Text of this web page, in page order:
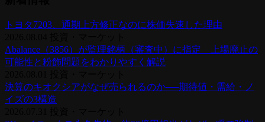
トヨタ7203、通期上方修正なのに株価失速した理由
Abalance（3856）が監理銘柄（審査中）に指定 上場廃止の
可能性と粉飾問題をわかりやすく解説
決算のキオクシアがなぜ売られるのか──期待値・需給・ノ
イズの3構造